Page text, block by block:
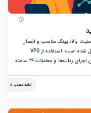
مناسب و اتصال
پایدار، به یکی از انتخاب‌های محبوب معامله‌گران ایرانی تبدیل شده است. استفاده از VPS
ارمنستان ریسک بلاک شدن حساب را کاهش می‌دهد و امکان اجرای ربات‌ها و معاملات ۲۴ ساعته